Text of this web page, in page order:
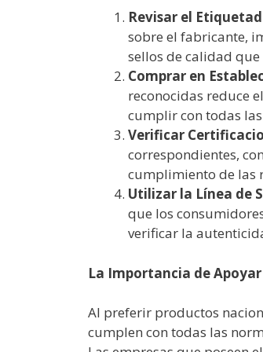
Revisar el
sobre el fabricante,
sellos de calidad
Comprar en
reconocidas reduce
cumplir con todas
Verificar
correspondientes,
cumplimiento de las
Utilizar la Línea de
que los
verificar la
La Importancia de
Al preferir productos
cumplen con todas las